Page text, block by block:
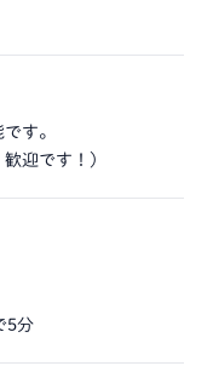
す。
迎です！）
5分